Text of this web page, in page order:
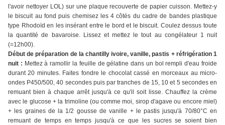
l'avoir nettoyer LOL) sur une plaque recouverte de papier cuisson. Mettez-y
le biscuit au fond puis chemisez les 4 côtés du cadre de bandes plastique
type Rhodoïd en les insérant entre le bord et le biscuit. Coulez dessus toute
la quantité de bavaroise. Lissez et mettez le tout au congélateur 1 nuit
(=12h00).
Début de préparation de la chantilly ivoire, vanille, pastis + réfrigération 1
nuit : Mettez à ramollir la feuille de gélatine dans un bol rempli d'eau froide
durant 20 minutes. Faites fondre le chocolat cassé en morceaux au micro-
ondes P450/500, 40 secondes puis par tranches de 15, 10 et 5 secondes en
remuant bien à chaque arrêt jusqu'à ce qu'il soit lisse. Chauffez la crème
avec le glucose + la trimoline (ou comme moi, sirop d'agave ou encore miel)
+ les graines de la 1/2 gousse de vanille + le pastis jusqu'à 70/80°C en
remuant de temps en temps jusqu'à ce que les sucres se soient bien